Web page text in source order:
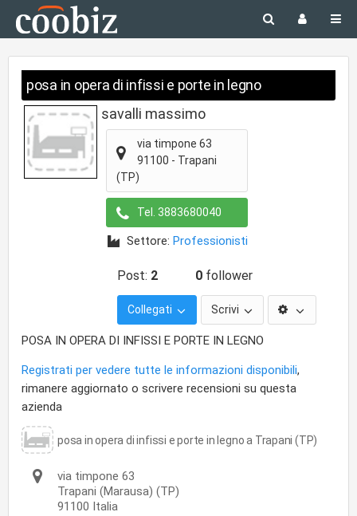
posa in opera di infissi e porte in legno
savalli massimo
via timpone 63
91100 - Trapani
(TP)
Tel. 3883680040
Settore: Professionisti
Post: 2 0 follower
Collegati Scrivi
POSA IN OPERA DI INFISSI E PORTE IN LEGNO
Registrati per vedere tutte le informazioni disponibili,
rimanere aggiornato o scrivere recensioni su questa
azienda
posa in opera di infissi e porte in legno a Trapani (TP)
via timpone 63
Trapani (Marausa) (TP)
91100 Italia